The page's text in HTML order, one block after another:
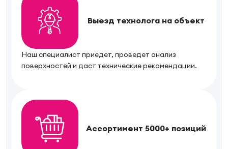
Выезд технолога на объект
Наш специалист приедет, проведет анализ
поверхностей и даст технические рекомендации.
Ассортимент 5000+ позиций